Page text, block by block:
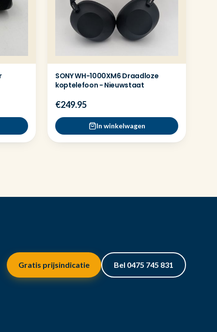
SONY WH-1000XM6 Draadloze
koptelefoon - Nieuwstaat
€249.95
In winkelwagen
Gratis prijsindicatie Bel 0475 745 831